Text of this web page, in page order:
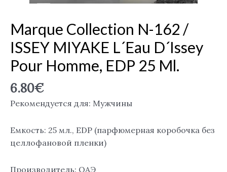
Marque Collection N-162 /
ISSEY MIYAKE L´Eau D´Issey
Pour Homme, EDP 25 Ml.
6.80€
Рекомендуется для: Мужчины
Емкость: 25 мл., EDP (парфюмерная коробочка без
целлофановой пленки)
Производитель: ОАЭ
EDP
25